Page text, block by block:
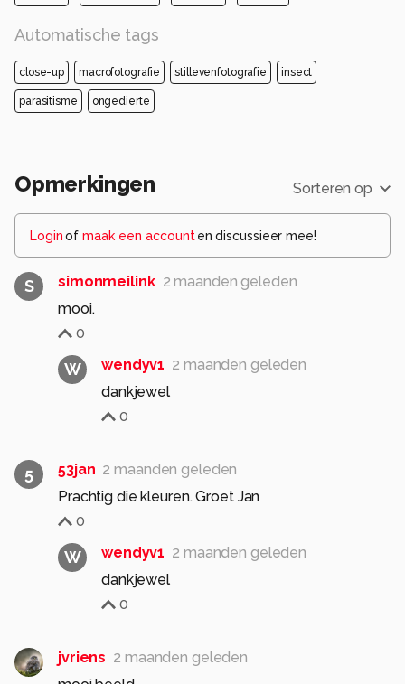
Automatische tags
close-up macrofotografie stillevenfotografie insect
parasitisme ongedierte
Opmerkingen Sorteren op
Loginof maak een account en discussieer mee!
S simonmeilink 2 maanden geleden
mooi.
0
W wendyv1 2 maanden geleden
dankjewel
0
5 53jan 2 maanden geleden
Prachtig die kleuren. Groet Jan
0
W wendyv1 2 maanden geleden
dankjewel
0
jvriens 2 maanden geleden